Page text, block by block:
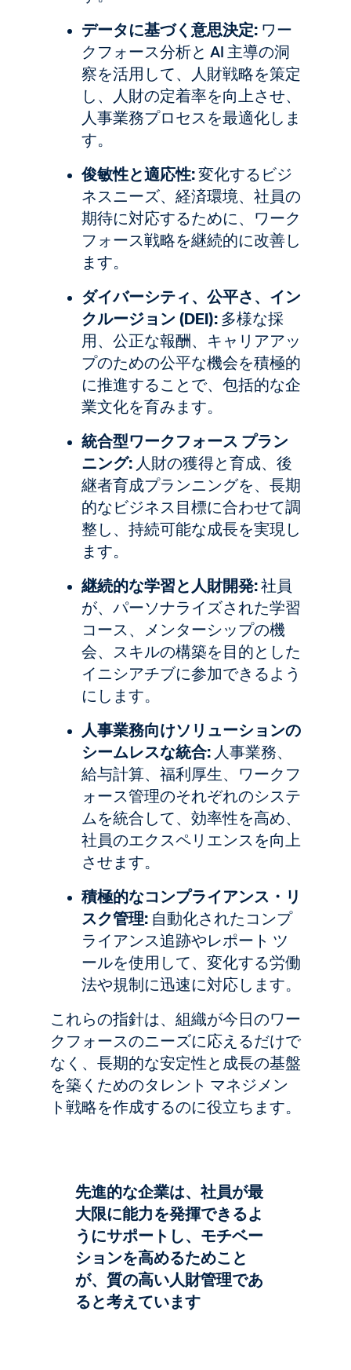
データに基づく意思決定: ワー
クフォース分析と AI 主導の洞
察を活用して、人財戦略を策定
し、人財の定着率を向上させ、
人事業務プロセスを最適化しま
す。
俊敏性と適応性:変化するビジ
ネスニーズ、経済環境、社員の
期待に対応するために、ワーク
フォース戦略を継続的に改善し
ます。
ダイバーシティ、公平さ、イン
クルージョン (DEI):多様な採
用、公正な報酬、キャリアアッ
プのための公平な機会を積極的
に推進することで、包括的な企
業文化を育みます。
統合型ワークフォース プラン
ニング: 人財の獲得と育成、後
継者育成プランニングを、長期
的なビジネス目標に合わせて調
整し、持続可能な成長を実現し
ます。
継続的な学習と人財開発:社員
が、パーソナライズされた学習
コース、メンターシップの機
会、スキルの構築を目的とした
イニシアチブに参加できるよう
にします。
人事業務向けソリューションの
シームレスな統合: 人事業務、
給与計算、福利厚生、ワークフ
ォース管理のそれぞれのシステ
ムを統合して、効率性を高め、
社員のエクスペリエンスを向上
させます。
積極的なコンプライアンス・リ
スク管理: 自動化されたコンプ
ライアンス追跡やレポート ツ
ールを使用して、変化する労働
法や規制に迅速に対応します。
これらの指針は、組織が今日のワー
クフォースのニーズに応えるだけで
なく、長期的な安定性と成長の基盤
を築くためのタレント マネジメン
ト戦略を作成するのに役立ちます。
先進的な企業は、社員が最
大限に能力を発揮できるよ
うにサポートし、モチベー
ションを高めるためこと
が、質の高い人財管理であ
ると考えています